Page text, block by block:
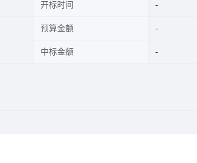
开标时间
预算金额
中标金额